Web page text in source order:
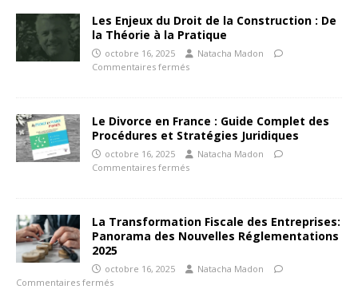
Les Enjeux du Droit de la Construction : De
la Théorie à la Pratique
octobre 16, 2025
Natacha Madon
Commentaires fermés
Le Divorce en France : Guide Complet des
Procédures et Stratégies Juridiques
octobre 16, 2025
Natacha Madon
Commentaires fermés
La Transformation Fiscale des Entreprises:
Panorama des Nouvelles Réglementations
2025
octobre 16, 2025
Natacha Madon
Commentaires fermés